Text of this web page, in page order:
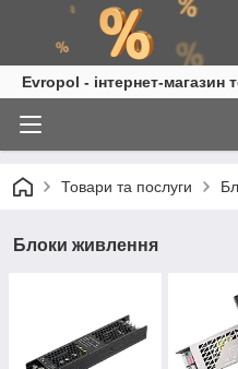
Evropol - інтернет-магазин
Товари та послуги
Блоки живлення